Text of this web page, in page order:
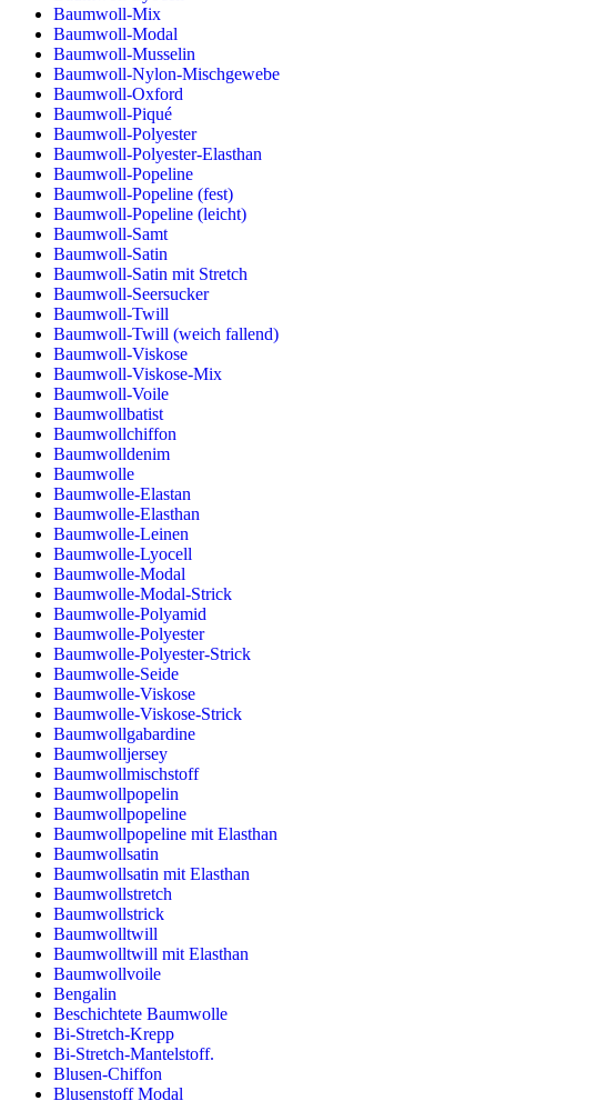
Baumwoll-Mix
Baumwoll-Modal
Baumwoll-Musselin
Baumwoll-Nylon-Mischgewebe
Baumwoll-Oxford
Baumwoll-Piqué
Baumwoll-Polyester
Baumwoll-Polyester-Elasthan
Baumwoll-Popeline
Baumwoll-Popeline (fest)
Baumwoll-Popeline (leicht)
Baumwoll-Samt
Baumwoll-Satin
Baumwoll-Satin mit Stretch
Baumwoll-Seersucker
Baumwoll-Twill
Baumwoll-Twill (weich fallend)
Baumwoll-Viskose
Baumwoll-Viskose-Mix
Baumwoll-Voile
Baumwollbatist
Baumwollchiffon
Baumwolldenim
Baumwolle
Baumwolle-Elastan
Baumwolle-Elasthan
Baumwolle-Leinen
Baumwolle-Lyocell
Baumwolle-Modal
Baumwolle-Modal-Strick
Baumwolle-Polyamid
Baumwolle-Polyester
Baumwolle-Polyester-Strick
Baumwolle-Seide
Baumwolle-Viskose
Baumwolle-Viskose-Strick
Baumwollgabardine
Baumwolljersey
Baumwollmischstoff
Baumwollpopelin
Baumwollpopeline
Baumwollpopeline mit Elasthan
Baumwollsatin
Baumwollsatin mit Elasthan
Baumwollstretch
Baumwollstrick
Baumwolltwill
Baumwolltwill mit Elasthan
Baumwollvoile
Bengalin
Beschichtete Baumwolle
Bi-Stretch-Krepp
Bi-Stretch-Mantelstoff.
Blusen-Chiffon
Blusenstoff Modal